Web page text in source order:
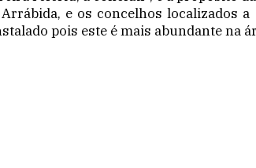
e os concelhos localizados
pois este é mais abundante na